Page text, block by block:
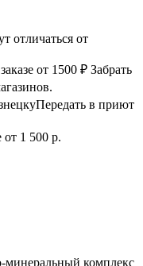
отличаться от
от 1500 ₽ Забрать
Передать в приют
от 1 500 р.
комплекс